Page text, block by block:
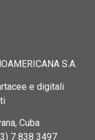
S.A.
e digitali
Cuba
7 838 3497